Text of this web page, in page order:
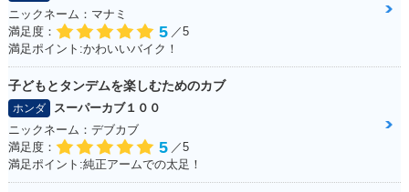
ニックネーム：マナミ
満足度：
5 ／5
満足ポイント:かわいいバイク！
子どもとタンデムを楽しむためのカブ
ホンダ
スーパーカブ１００
ニックネーム：デブカブ
満足度：
5 ／5
満足ポイント:純正アームでの太足！